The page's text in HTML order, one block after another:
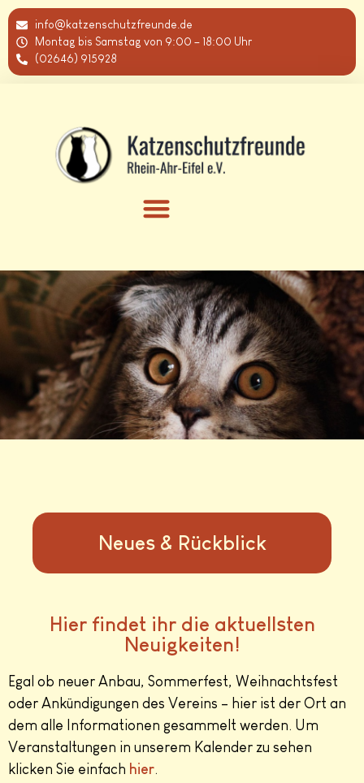
info@katzenschutzfreunde.de
Montag bis Samstag von 9:00 – 18:00 Uhr
(02646) 915928
Neues & Rückblick
Hier findet ihr die aktuellsten
Neuigkeiten!
Egal ob neuer Anbau, Sommerfest, Weihnachtsfest
oder Ankündigungen des Vereins – hier ist der Ort an
dem alle Informationen gesammelt werden. Um
Veranstaltungen in unserem Kalender zu sehen
klicken Sie einfach hier.